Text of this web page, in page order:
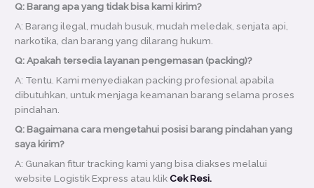
Q: Barang apa yang tidak bisa kami kirim?
A: Barang ilegal, mudah busuk, mudah meledak, senjata api,
narkotika, dan barang yang dilarang hukum.
Q: Apakah tersedia layanan pengemasan (packing)?
A: Tentu. Kami menyediakan packing profesional apabila
dibutuhkan, untuk menjaga keamanan barang selama proses
pindahan.
Q: Bagaimana cara mengetahui posisi barang pindahan yang
saya kirim?
A: Gunakan fitur tracking kami yang bisa diakses melalui
website Logistik Express atau klikCek Resi.